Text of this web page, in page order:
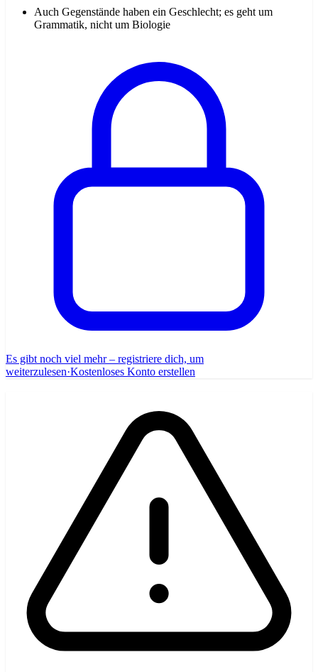
Auch Gegenstände haben ein Geschlecht; es geht um
Grammatik, nicht um Biologie
Es gibt noch viel mehr – registriere dich, um
weiterzulesen·Kostenloses Konto erstellen